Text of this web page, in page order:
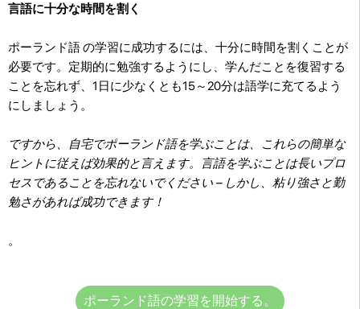
言語に十分な時間を割く
ポーランド語 の学習に成功するには、十分に時間を割くことが
必要です。定期的に勉強するようにし、学んだことを復習する
ことを忘れず、1日に少なくとも15～20分は語学に充てるよう
にしましょう。
ですから、自宅でポーランド語を学ぶことは、これらの簡単な
ヒントに従えば効果的と言えます。言語を学ぶことは長いプロ
セスであることを忘れないでください – しかし、粘り強さと勤
勉さがあれば成功できます！
。
ポーランド語の学習を開始する。